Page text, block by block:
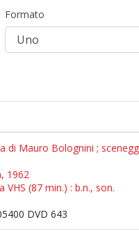
Formato
di Mauro Bolognini ;
1962
VHS (87 min.) : b.n., son.
DVD 643